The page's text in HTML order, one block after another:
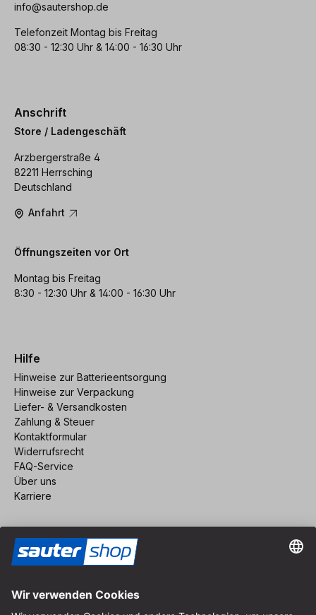
info@sautershop.de
Telefonzeit Montag bis Freitag
08:30 - 12:30 Uhr & 14:00 - 16:30 Uhr
Anschrift
Store / Ladengeschäft
Arzbergerstraße 4
82211 Herrsching
Deutschland
Anfahrt
Öffnungszeiten vor Ort
Montag bis Freitag
8:30 - 12:30 Uhr & 14:00 - 16:30 Uhr
Hilfe
Hinweise zur Batterieentsorgung
Hinweise zur Verpackung
Liefer- & Versandkosten
Zahlung & Steuer
Kontaktformular
Widerrufsrecht
FAQ-Service
Über uns
Karriere